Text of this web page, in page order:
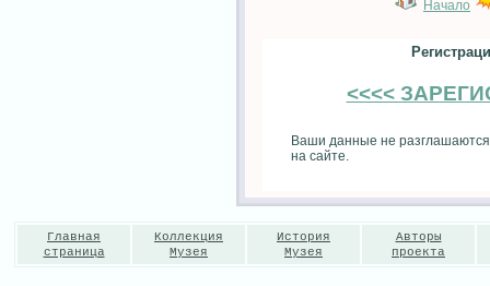
Начало
<<<<
Ваши данные не
на сайте.
Главная
страница
Коллекция
Музея
История
Музея
Авторы
проекта